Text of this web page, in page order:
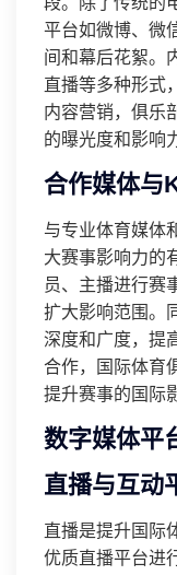
平台如微博、微
间和幕后花絮。
直播等多种形式
内容营销，俱乐
的曝光度和影响
合作媒体与
与专业体育媒体
大赛事影响力的
员、主播进行赛
扩大影响范围。
深度和广度，提
合作，国际体育
提升赛事的国际
数字媒体平
直播与互动
直播是提升国际
优质直播平台进